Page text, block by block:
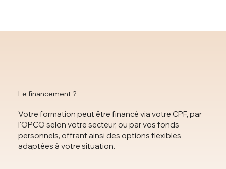
Le financement ?
Votre formation peut être financé via votre CPF, par
l'OPCO selon votre secteur, ou par vos fonds
personnels, offrant ainsi des options flexibles
adaptées à votre situation.